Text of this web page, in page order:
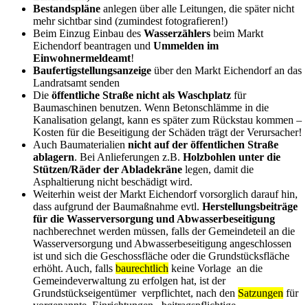
Bestandspläne anlegen über alle Leitungen, die später nicht
mehr sichtbar sind (zumindest fotografieren!)
Beim Einzug Einbau des Wasserzählers beim Markt
Eichendorf beantragen und Ummelden im
Einwohnermeldeamt!
Baufertigstellungsanzeige über den Markt Eichendorf an das
Landratsamt senden
Die öffentliche Straße nicht als Waschplatz für
Baumaschinen benutzen. Wenn Betonschlämme in die
Kanalisation gelangt, kann es später zum Rückstau kommen –
Kosten für die Beseitigung der Schäden trägt der Verursacher!
Auch Baumaterialien nicht auf der öffentlichen Straße
ablagern. Bei Anlieferungen z.B. Holzbohlen unter die
Stützen/Räder der Abladekräne legen, damit die
Asphaltierung nicht beschädigt wird.
Weiterhin weist der Markt Eichendorf vorsorglich darauf hin,
dass aufgrund der Baumaßnahme evtl. Herstellungsbeiträge
für die Wasserversorgung und Abwasserbeseitigung
nachberechnet werden müssen, falls der Gemeindeteil an die
Wasserversorgung und Abwasserbeseitigung angeschlossen
ist und sich die Geschossfläche oder die Grundstücksfläche
erhöht. Auch, falls baurechtlich keine Vorlage an die
Gemeindeverwaltung zu erfolgen hat, ist der
Grundstückseigentümer verpflichtet, nach den Satzungen für